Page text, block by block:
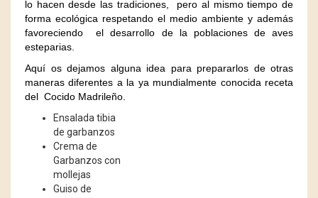
lo hacen desde las tradiciones, pero al mismo tiempo de
forma ecológica respetando el medio ambiente y además
favoreciendo el desarrollo de la poblaciones de aves
esteparias.
Aquí os dejamos alguna idea para prepararlos de otras
maneras diferentes a la ya mundialmente conocida receta
del Cocido Madrileño.
Ensalada tibia
de garbanzos
Crema de
Garbanzos con
mollejas
Guiso de